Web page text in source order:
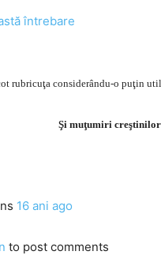
întrebare
rubricuţa considerându-o puţin
Şi muţumiri
16 ani ago
to post comments